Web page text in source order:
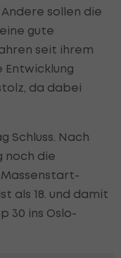
sollen die
gute
seit ihrem
Entwicklung
da dabei
Schluss. Nach
noch die
als 18. und damit
30 ins Oslo-